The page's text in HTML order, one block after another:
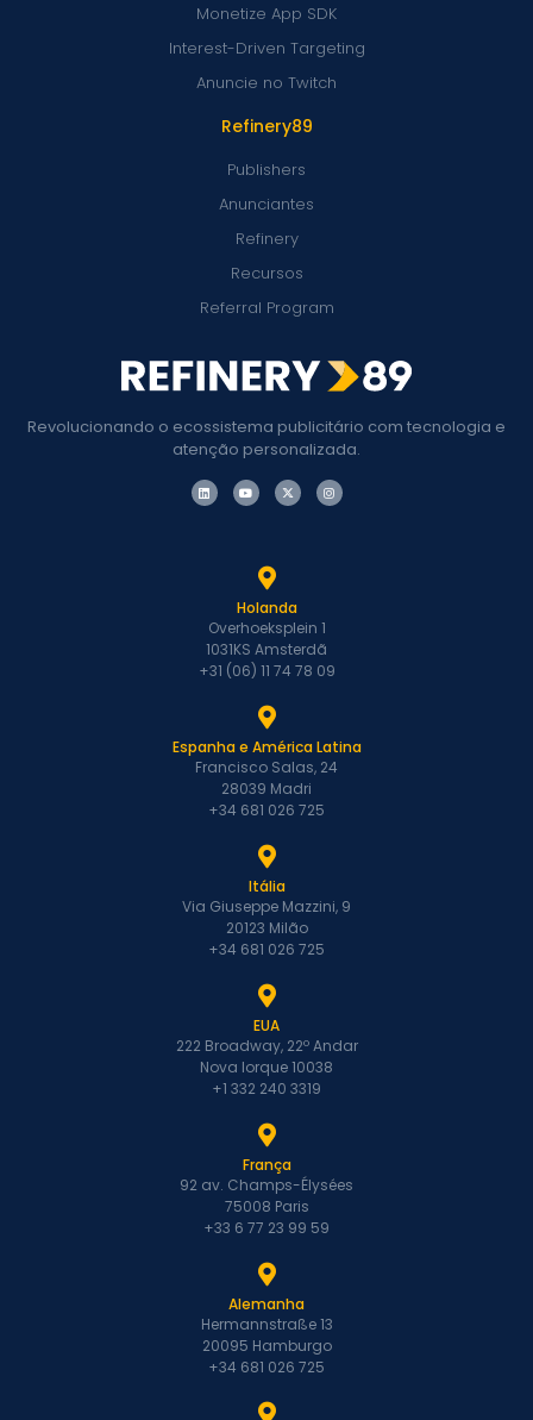
Revolucionando o ecossistema publicitário com tecnologia e
atenção personalizada.
Refinery89
Publishers
Anunciantes
Refinery
Recursos
Referral Program
Monetize App SDK
Interest-Driven Targeting
Anuncie no Twitch
Holanda
Overhoeksplein 1
1031KS Amsterdã
+31 (06) 11 74 78 09
Espanha e América Latina
Francisco Salas, 24
28039 Madri
+34 681 026 725
Itália
Via Giuseppe Mazzini, 9
20123 Milão
+34 681 026 725
EUA
222 Broadway, 22º Andar
Nova Iorque 10038
+1 332 240 3319
França
92 av. Champs-Élysées
75008 Paris
+33 6 77 23 99 59
Alemanha
Hermannstraße 13
20095 Hamburgo
+34 681 026 725